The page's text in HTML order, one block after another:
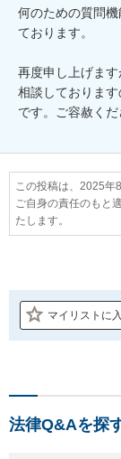
何のための質問
ております。
再度申し上げま
相談しておりま
です。ご容赦くだ
この投稿は、2025年
ご自身の責任のもと
たします。
マイリストに
法律Q&Aを探